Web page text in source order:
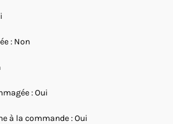
: Non
: Oui
à la commande : Oui